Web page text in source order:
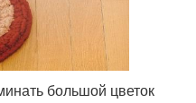
большой цветок